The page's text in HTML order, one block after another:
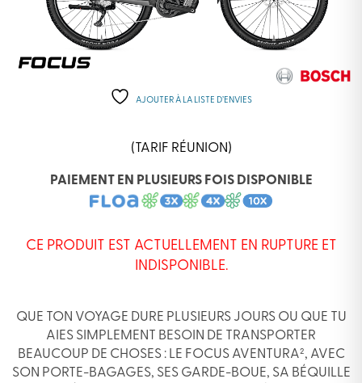
AJOUTER À LA LISTE D’ENVIES
(TARIF RÉUNION)
PAIEMENT EN PLUSIEURS FOIS DISPONIBLE
CE PRODUIT EST ACTUELLEMENT EN RUPTURE ET
INDISPONIBLE.
QUE TON VOYAGE DURE PLUSIEURS JOURS OU QUE TU
AIES SIMPLEMENT BESOIN DE TRANSPORTER
BEAUCOUP DE CHOSES : LE FOCUS AVENTURA², AVEC
SON PORTE-BAGAGES, SES GARDE-BOUE, SA BÉQUILLE